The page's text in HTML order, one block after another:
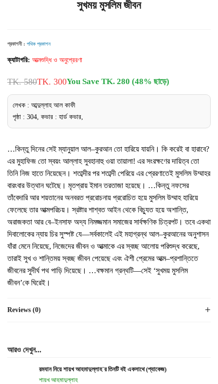
সুখময় মুসলিম জীবন
প্রকাশনী : পথিক প্রকাশন
ক্যাটাগরি: আত্মশুদ্ধি ও অনুপ্রেরণা
TK. 580TK. 300You Save TK. 280 (48% ছাড়ে)
লেখক : আব্দুল্লাহ আল কাফী
পৃষ্ঠা : 304, কভার : হার্ড কভার,
…কিন্তু দিনের সেই ম্যানুয়াল আল–কুরআন তো হারিয়ে যায়নি। কি করেই বা হারাবে?
এর মুহাফিজ তো স্বয়ং আল্লাহ সুবহানাহু ওয়া তায়ালা! এর সংরক্ষণের দায়িত্ব তো
তিনি নিজ হাতে নিয়েছেন। শতাব্দীর পর শতাব্দী পেরিয়ে এর প্রেরণাতেই মুসলিম উম্মাহর
বারংবার উত্থান ঘটেছে। মৃতপ্রায় ইমান তরতাজা হয়েছে। …কিন্তু নফসের
তাঁবেদারি আর শয়তানের অনবরত প্ররোচনায় প্ররোচিত হয়ে মুসলিম উম্মাহ হারিয়ে
ফেলেছে তার আত্মপরিচয়। স্রষ্টার শাশ্বত আইন থেকে বিচ্যুত হয়ে অশান্তি,
অরাজকতা আর বে–ইনসাফ অদ্য নিমজ্জমান সমাজের সার্বক্ষণিক চিত্রপট। তবে একথা
দিবালোকের ন্যায় চির সুস্পষ্ট যে—সর্বকালেই এই মহাগ্রন্থ আল–কুরআনের অনুশাসন
যাঁরা মেনে নিয়েছে, নিজেদের জীবন ও আত্মাকে এর স্বচ্ছ আলোয় পরিশুদ্ধ করেছে,
তারাই সুখ ও শান্তিময় স্বচ্ছ জীবন পেয়েছে এবং ঐশী প্রেমের আত্ম–প্রশান্তিতে
জীবনের সুদীর্ঘ পথ পাড়ি দিয়েছে। …বক্ষমান গ্রন্থটি—সেই ‘সুখময় মুসলিম
জীবন’কে ঘিরেই।
Reviews (0)
আরও দেখুন...
রমযান নিয়ে শায়খ আহমাদুল্লাহ`র তিনটি বই একসাথে (প্যাকেজ)
শায়খ আহমাদুল্লাহ